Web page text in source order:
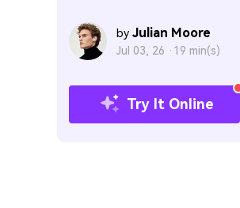
by Julian Moore
Jul 03, 26 · 19 min(s)
Try It Online